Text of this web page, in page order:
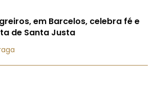
em Barcelos, celebra fé e
de Santa Justa